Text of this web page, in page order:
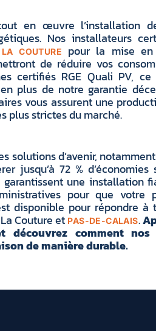
en œuvre l’installation
Nos installateurs
LA COUTURE pour la mise
de réduire vos
certifiés RGE Quali PV,
plus de notre garantie
vous assurent une
plus strictes du marché.
solutions d’avenir,
jusqu’à 72 % d’économies
une installation
pour que votre
disponible pour répondre à
Couture et PAS-DE-CALAIS.
comment nos
de manière durable.